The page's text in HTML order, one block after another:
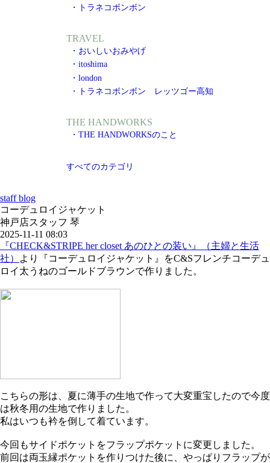
・トラネコボンボン
TRAVEL
・おいしいおみやげ
・itoshima
・london
・トラネコボンボン レッツゴー高知
THE HANDWORKS
・THE HANDWORKSのこと
すべてのカテゴリ
staff blog
コーデュロイジャケット
神戸店スタッフ 琴
2025-11-11 08:03
『CHECK&STRIPE her closet あのひとの装い』（主婦と生活
社）
より『コーデュロイジャケット』をC&Sフレンチコーデュ
ロイ太うねのゴールドブラウンで作りました。
こちらの形は、夏に薄手の生地で作って大変重宝したので今度
は秋冬用の生地で作りました。
私はいつも衿を倒して着ています。
今回もサイドポケットをフラップポケットに変更しました。
前回は両玉縁ポケットを作りつけた後に、やっぱりフラップが